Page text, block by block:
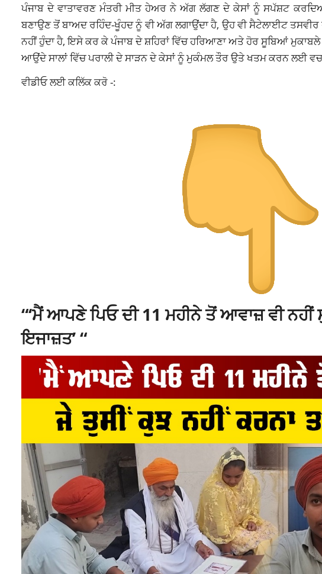
ਪੰਜਾਬ ਦੇ ਵਾਤਾਵਰਣ ਮੰਤਰੀ ਮੀਤ ਹੇਅਰ ਨੇ ਅੱਗ ਲੱਗਣ ਦੇ ਕੇਸਾਂ ਨੂੰ ਸਪੱਸ਼ਟ
ਬਣਾਉਣ ਤੋਂ ਬਾਅਦ ਰਹਿੰਦ-ਖੂੰਹਦ ਨੂੰ ਵੀ ਅੱਗ ਲਗਾਉਂਦਾ ਹੈ, ਉਹ ਵੀ ਸੈਟੇਲਾਈਟ
ਨਹੀਂ ਹੁੰਦਾ ਹੈ, ਇਸੇ ਕਰ ਕੇ ਪੰਜਾਬ ਦੇ ਸ਼ਹਿਰਾਂ ਵਿੱਚ ਹਰਿਆਣਾ ਅਤੇ ਹੋਰ ਸੂਬਿਆਂ
ਆਉਂਦੇ ਸਾਲਾਂ ਵਿੱਚ ਪਰਾਲੀ ਦੇ ਸਾੜਨ ਦੇ ਕੇਸਾਂ ਨੂੰ ਮੁਕੰਮਲ ਤੌਰ ਉਤੇ ਖਤਮ ਕਰਨ ਲਈ
ਵੀਡੀਓ ਲਈ ਕਲਿੱਕ ਕਰੋ -:
“‘ਮੈਂ ਆਪਣੇ ਪਿਓ ਦੀ 11 ਮਹੀਨੇ ਤੋਂ ਆਵਾਜ਼ ਵੀ
ਇਜਾਜ਼ਤ’ “